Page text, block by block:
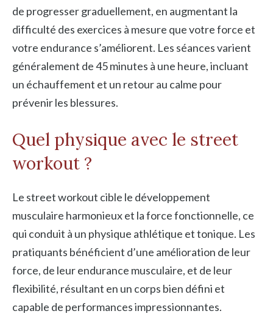
de progresser graduellement, en augmentant la
difficulté des exercices à mesure que votre force et
votre endurance s’améliorent. Les séances varient
généralement de 45 minutes à une heure, incluant
un échauffement et un retour au calme pour
prévenir les blessures.
Quel physique avec le street
workout ?
Le street workout cible le développement
musculaire harmonieux et la force fonctionnelle, ce
qui conduit à un physique athlétique et tonique. Les
pratiquants bénéficient d’une amélioration de leur
force, de leur endurance musculaire, et de leur
flexibilité, résultant en un corps bien défini et
capable de performances impressionnantes.